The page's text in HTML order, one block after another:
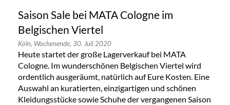
Saison Sale bei MATA Cologne im
Belgischen Viertel
Köln, Wochenende, 30. Juli 2020
Heute startet der große Lagerverkauf bei MATA
Cologne. Im wunderschönen Belgischen Viertel wird
ordentlich ausgeräumt, natürlich auf Eure Kosten. Eine
Auswahl an kuratierten, einzigartigen und schönen
Kleidungsstücke sowie Schuhe der vergangenen Saison